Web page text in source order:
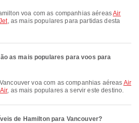
voa com as companhias aéreasAir
, as mais populares para partidas desta
as mais populares para voos para
voa com as companhias aéreas Air
, as mais populares a servir este destino.
de Hamilton para Vancouver?